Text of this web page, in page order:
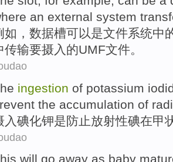
an external system
如 ， 数据槽可以是文件系统中
传输要摄入的UMF文件。
ingestion of potassium
the accumulation of
入 碘化钾是防止放射性碘在甲
will go away as baby